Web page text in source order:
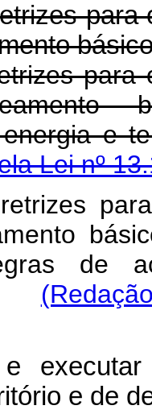
para
para
de
Lei nº
de
executar
e de